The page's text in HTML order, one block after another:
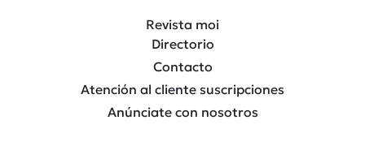
Revista moi
Directorio
Contacto
Atención al cliente suscripciones
Anúnciate con nosotros